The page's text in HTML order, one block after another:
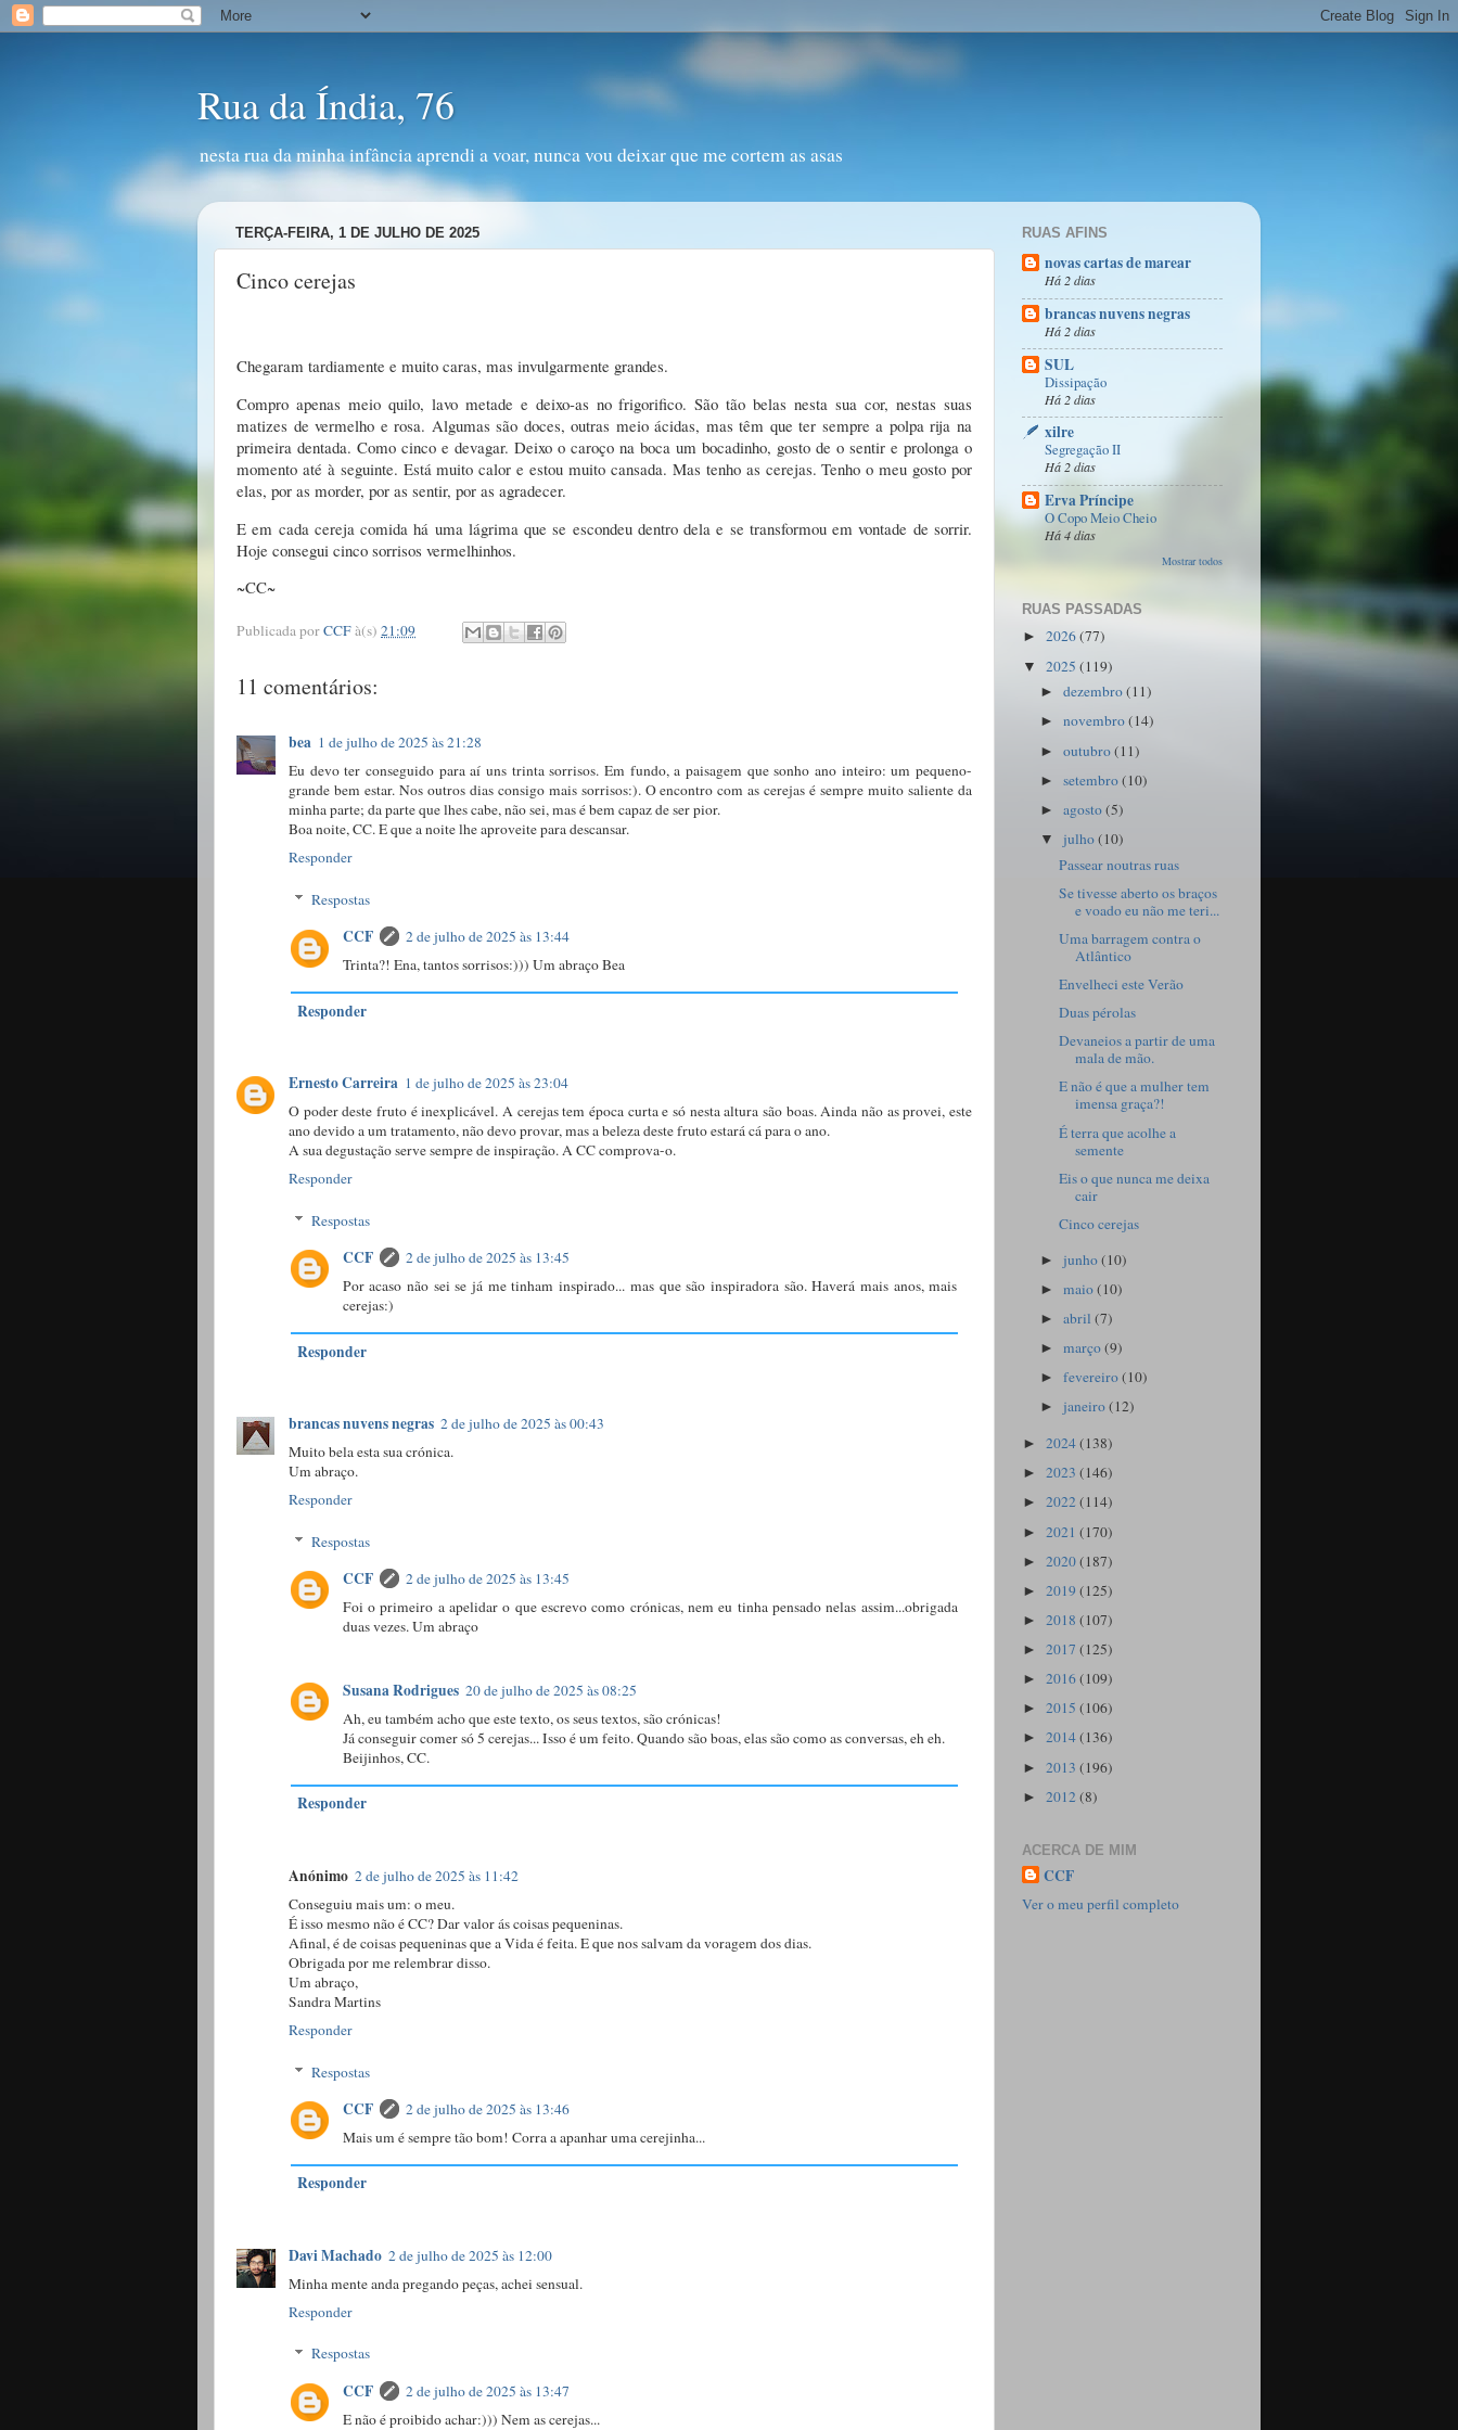
Rua da Índia, 76
nesta rua da minha infância aprendi a voar, nunca vou deixar que me cortem as asas
TERÇA-FEIRA, 1 DE JULHO DE 2025
Cinco cerejas
Chegaram tardiamente e muito caras, mas invulgarmente grandes.
Compro apenas meio quilo, lavo metade e deixo-as no frigorifico. São tão belas nesta sua cor, nestas suas
matizes de vermelho e rosa. Algumas são doces, outras meio ácidas, mas têm que ter sempre a polpa rija na
primeira dentada. Como cinco e devagar. Deixo o caroço na boca um bocadinho, gosto de o sentir e prolonga o
momento até à seguinte. Está muito calor e estou muito cansada. Mas tenho as cerejas. Tenho o meu gosto por
elas, por as morder, por as sentir, por as agradecer.
E em cada cereja comida há uma lágrima que se escondeu dentro dela e se transformou em vontade de sorrir.
Hoje consegui cinco sorrisos vermelhinhos.
~CC~
Publicada porCCFà(s) 21:09
11 comentários:
bea 1 de julho de 2025 às 21:28
Eu devo ter conseguido para aí uns trinta sorrisos. Em fundo, a paisagem que sonho ano inteiro: um pequeno-
grande bem estar. Nos outros dias consigo mais sorrisos:). O encontro com as cerejas é sempre muito saliente da
minha parte; da parte que lhes cabe, não sei, mas é bem capaz de ser pior.
Boa noite, CC. E que a noite lhe aproveite para descansar.
Responder
Respostas
CCF
2 de julho de 2025 às 13:44
Trinta?! Ena, tantos sorrisos:))) Um abraço Bea
Responder
Ernesto Carreira 1 de julho de 2025 às 23:04
O poder deste fruto é inexplicável. A cerejas tem época curta e só nesta altura são boas. Ainda não as provei, este
ano devido a um tratamento, não devo provar, mas a beleza deste fruto estará cá para o ano.
A sua degustação serve sempre de inspiração. A CC comprova-o.
Responder
Respostas
CCF
2 de julho de 2025 às 13:45
Por acaso não sei se já me tinham inspirado... mas que são inspiradora são. Haverá mais anos, mais
cerejas:)
Responder
brancas nuvens negras 2 de julho de 2025 às 00:43
Muito bela esta sua crónica.
Um abraço.
Responder
Respostas
CCF
2 de julho de 2025 às 13:45
Foi o primeiro a apelidar o que escrevo como crónicas, nem eu tinha pensado nelas assim...obrigada
duas vezes. Um abraço
Susana Rodrigues 20 de julho de 2025 às 08:25
Ah, eu também acho que este texto, os seus textos, são crónicas!
Já conseguir comer só 5 cerejas... Isso é um feito. Quando são boas, elas são como as conversas, eh eh.
Beijinhos, CC.
Responder
Anónimo 2 de julho de 2025 às 11:42
Conseguiu mais um: o meu.
É isso mesmo não é CC? Dar valor ás coisas pequeninas.
Afinal, é de coisas pequeninas que a Vida é feita. E que nos salvam da voragem dos dias.
Obrigada por me relembrar disso.
Um abraço,
Sandra Martins
Responder
Respostas
CCF
2 de julho de 2025 às 13:46
Mais um é sempre tão bom! Corra a apanhar uma cerejinha...
Responder
Davi Machado 2 de julho de 2025 às 12:00
Minha mente anda pregando peças, achei sensual.
Responder
Respostas
CCF
2 de julho de 2025 às 13:47
E não é proibido achar:))) Nem as cerejas...
RUAS AFINS
novas cartas de marear
Há 2 dias
brancas nuvens negras
Há 2 dias
SUL
Dissipação
Há 2 dias
xilre
Segregação II
Há 2 dias
Erva Príncipe
O Copo Meio Cheio
Há 4 dias
Mostrar todos
RUAS PASSADAS
► 2026(77)
▼ 2025 (119)
►dezembro(11)
►novembro(14)
►outubro(11)
►setembro(10)
►agosto(5)
▼ julho(10)
Passear noutras ruas
Se tivesse aberto os braços
e voado eu não me teri...
Uma barragem contra o
Atlântico
Envelheci este Verão
Duas pérolas
Devaneios a partir de uma
mala de mão.
E não é que a mulher tem
imensa graça?!
É terra que acolhe a
semente
Eis o que nunca me deixa
cair
Cinco cerejas
► junho(10)
►maio(10)
►abril(7)
►março(9)
►fevereiro(10)
► janeiro(12)
► 2024(138)
► 2023 (146)
► 2022(114)
► 2021 (170)
► 2020(187)
► 2019 (125)
► 2018 (107)
► 2017 (125)
► 2016(109)
► 2015 (106)
► 2014(136)
► 2013 (196)
► 2012(8)
ACERCA DE MIM
CCF
Ver o meu perfil completo